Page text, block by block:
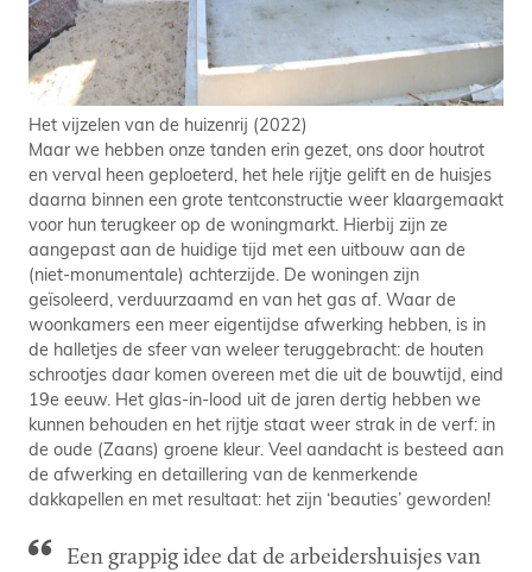
Het vijzelen van de huizenrij (2022)
Maar we hebben onze tanden erin gezet, ons door houtrot
en verval heen geploeterd, het hele rijtje gelift en de huisjes
daarna binnen een grote tentconstructie weer klaargemaakt
voor hun terugkeer op de woningmarkt. Hierbij zijn ze
aangepast aan de huidige tijd met een uitbouw aan de
(niet-monumentale) achterzijde. De woningen zijn
geïsoleerd, verduurzaamd en van het gas af. Waar de
woonkamers een meer eigentijdse afwerking hebben, is in
de halletjes de sfeer van weleer teruggebracht: de houten
schrootjes daar komen overeen met die uit de bouwtijd, eind
19e eeuw. Het glas-in-lood uit de jaren dertig hebben we
kunnen behouden en het rijtje staat weer strak in de verf: in
de oude (Zaans) groene kleur. Veel aandacht is besteed aan
de afwerking en detaillering van de kenmerkende
dakkapellen en met resultaat: het zijn ‘beauties’ geworden!
Een grappig idee dat de arbeidershuisjes van